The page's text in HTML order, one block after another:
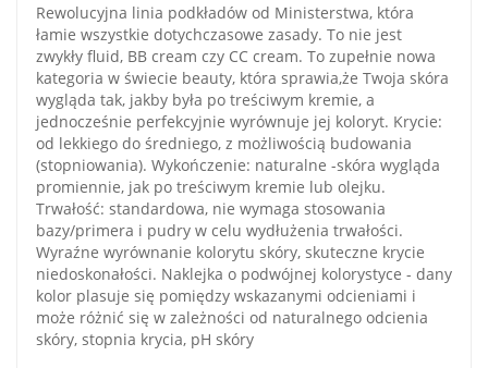
Rewolucyjna linia podkładów od Ministerstwa, która
łamie wszystkie dotychczasowe zasady. To nie jest
zwykły fluid, BB cream czy CC cream. To zupełnie nowa
kategoria w świecie beauty, która sprawia,że Twoja skóra
wygląda tak, jakby była po treściwym kremie, a
jednocześnie perfekcyjnie wyrównuje jej koloryt. Krycie:
od lekkiego do średniego, z możliwością budowania
(stopniowania). Wykończenie: naturalne -skóra wygląda
promiennie, jak po treściwym kremie lub olejku.
Trwałość: standardowa, nie wymaga stosowania
bazy/primera i pudry w celu wydłużenia trwałości.
Wyraźne wyrównanie kolorytu skóry, skuteczne krycie
niedoskonałości. Naklejka o podwójnej kolorystyce - dany
kolor plasuje się pomiędzy wskazanymi odcieniami i
może różnić się w zależności od naturalnego odcienia
skóry, stopnia krycia, pH skóry